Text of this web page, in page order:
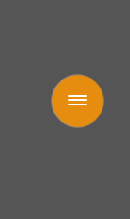
Toggle
navigation